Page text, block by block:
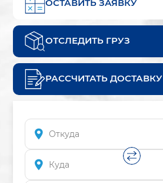
ОСТАВИТЬ ЗАЯВКУ
ОТСЛЕДИТЬ ГРУЗ
РАССЧИТАТЬ ДОСТАВКУ